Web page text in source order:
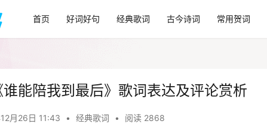
首页 好词好句 经典歌词 古今诗词 常用贺词
能陪我到最后》歌词表达及评论赏析
月26日 11:43 • 经典歌词 • 阅读 2868